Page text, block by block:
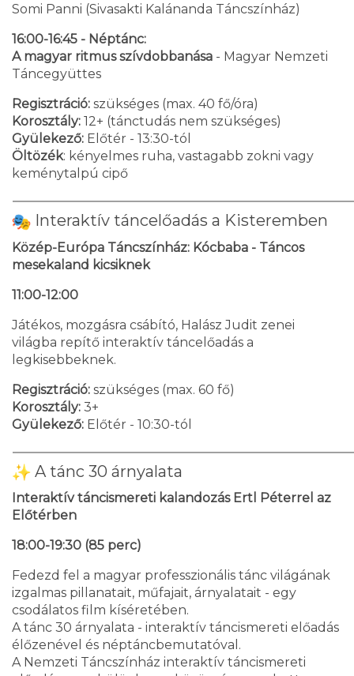
Somi Panni (Sivasakti Kalánanda Táncszínház)
16:00-16:45 - Néptánc:
A magyar ritmus szívdobbanása - Magyar Nemzeti
Táncegyüttes
Regisztráció: szükséges (max. 40 fő/óra)
Korosztály: 12+ (tánctudás nem szükséges)
Gyülekező: Előtér - 13:30-tól
Öltözék: kényelmes ruha, vastagabb zokni vagy
keménytalpú cipő
Interaktív táncelőadás a Kisteremben
Közép-Európa Táncszínház: Kócbaba - Táncos
mesekaland kicsiknek
11:00-12:00
Játékos, mozgásra csábító, Halász Judit zenei
világba repítő interaktív táncelőadás a
legkisebbeknek.
Regisztráció: szükséges (max. 60 fő)
Korosztály: 3+
Gyülekező: Előtér - 10:30-tól
A tánc 30 árnyalata
Interaktív táncismereti kalandozás Ertl Péterrel az
Előtérben
18:00-19:30 (85 perc)
Fedezd fel a magyar professzionális tánc világának
izgalmas pillanatait, műfajait, árnyalatait - egy
csodálatos film kíséretében.
A tánc 30 árnyalata - interaktív táncismereti előadás
élőzenével és néptáncbemutatóval.
A Nemzeti Táncszínház interaktív táncismereti